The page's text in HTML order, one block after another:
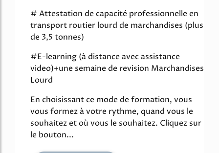
# Attestation de capacité professionnelle en
transport routier lourd de marchandises (plus
de 3,5 tonnes)
#E-learning (à distance avec assistance
video)+une semaine de revision Marchandises
Lourd
En choisissant ce mode de formation, vous
vous formez à votre rythme, quand vous le
souhaitez et où vous le souhaitez. Cliquez sur
le bouton...